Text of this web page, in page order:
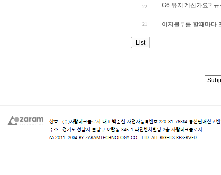
22 G6 유저 계신가요? ㅠ
21 이지블루를 할때마다
List